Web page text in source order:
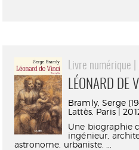
Livre numérique |
LÉONARD DE
Bramly, Serge
Lattès. Paris |
Une biographie
ingénieur,
astronome, urbaniste. ...